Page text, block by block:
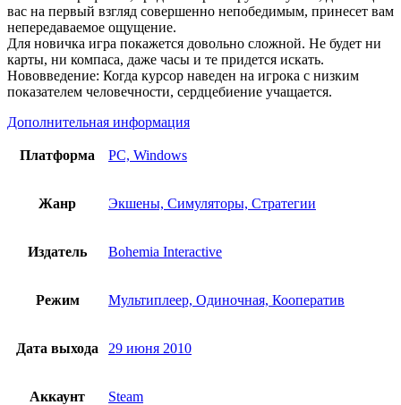
вас на первый взгляд совершенно непобедимым, принесет вам
непередаваемое ощущение.
Для новичка игра покажется довольно сложной. Не будет ни
карты, ни компаса, даже часы и те придется искать.
Нововведение: Когда курсор наведен на игрока с низким
показателем человечности, сердцебиение учащается.
Дополнительная информация
Платформа PC, Windows
Жанр Экшены, Симуляторы, Стратегии
Издатель Bohemia Interactive
Режим Мультиплеер, Одиночная, Кооператив
Дата выхода 29 июня 2010
Аккаунт Steam